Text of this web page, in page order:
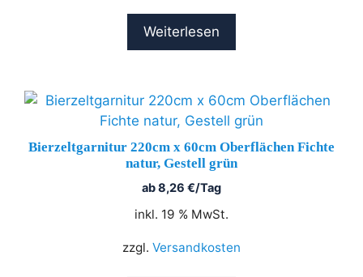
Weiterlesen
Bierzeltgarnitur 220cm x 60cm Oberflächen Fichte
natur, Gestell grün
ab8,26 €/Tag
inkl. 19 % MwSt.
zzgl. Versandkosten